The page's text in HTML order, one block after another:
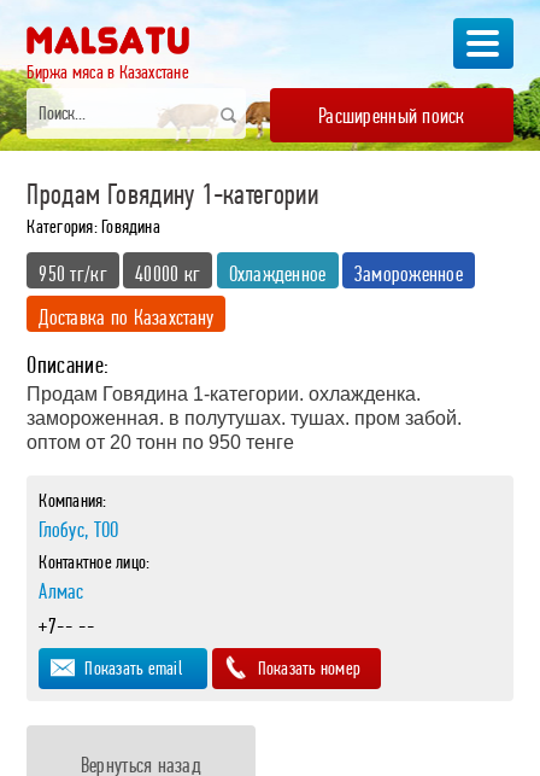
Биржа мяса в Казахстане
Расширенный поиск
Продам Говядину 1-категории
Категория: Говядина
950 тг/кг 40000 кг Охлажденное
Замороженное
Доставка по Казахстану
Описание:
Продам Говядина 1-категории. охлажденка.
замороженная. в полутушах. тушах. пром забой.
оптом от 20 тонн по 950 тенге
Компания:
Глобус, ТОО
Контактное лицо:
Алмас
+7-- --
Показать email Показать номер
Вернуться назад